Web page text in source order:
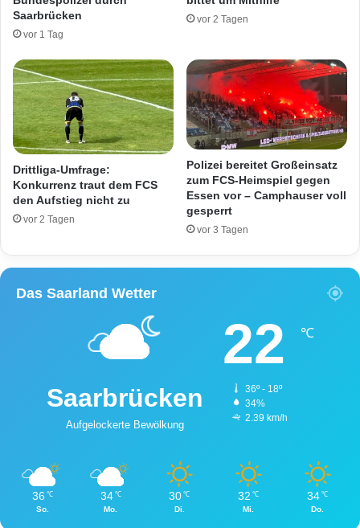
h
a
f
d
e
r
A
6
Saarbrücken
vor 1 Tag
vor 2 Tagen
Drittliga-Umfrage:
Konkurrenz traut dem FCS
den Aufstieg nicht zu
vor 2 Tagen
Polizei bereitet Großeinsatz
zum FCS-Heimspiel gegen
Essen vor – Camphauser voll
gesperrt
vor 3 Tagen
Das Saarland Wetter
Saarbrücken
Aufgelockerte Bewölkung
22 ℃
36º - 18º
34%
2.39 km/h
36 ℃
So.
34 ℃
Mo.
30 ℃
Di.
32 ℃
Mi.
34 ℃
Do.